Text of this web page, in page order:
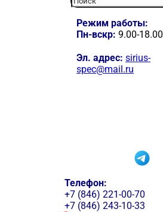
Режим работы:
Пн-вскр: 9.00-18.00
Эл. адрес: sirius-
spec@mail.ru
Телефон:
+7 (846) 221-00-70
+7 (846) 243-10-33